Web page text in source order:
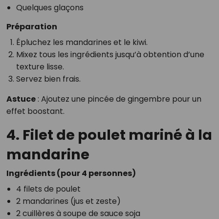
Quelques glaçons
Préparation
Épluchez les mandarines et le kiwi.
Mixez tous les ingrédients jusqu’à obtention d’une
texture lisse.
Servez bien frais.
Astuce: Ajoutez une pincée de gingembre pour un
effet boostant.
4. Filet de poulet mariné à la
mandarine
Ingrédients (pour 4 personnes)
4 filets de poulet
2 mandarines (jus et zeste)
2 cuillères à soupe de sauce soja